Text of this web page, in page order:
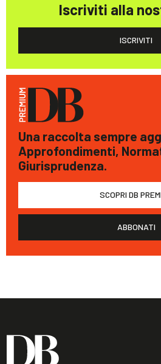
Iscriviti alla
ISCRIVITI
Una raccolta sempre
Approfondimenti,
Giurisprudenza.
SCOPRI DB
ABBONATI